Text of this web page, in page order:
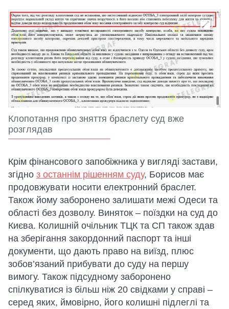
Клопотання про зняття браслету суд вже
розглядав
Крім фінансового запобіжника у вигляді застави,
згідно з останнім рішенням суду, Борисов має
продовжувати носити електронний браслет.
Також йому заборонено залишати межі Одеси та
області без дозволу. Виняток – поїздки на суд до
Києва. Колишній очільник ТЦК та СП також здав
на зберігання закордонний паспорт та інші
документи, що дають право на виїзд, плюс
зобов’язаний прибувати до суду на першу
вимогу. Також підсудному заборонено
спілкуватися із більш ніж 20 свідками у справі –
серед яких, ймовірно, його колишні підлеглі та